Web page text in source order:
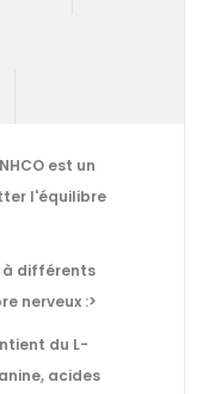
est un
l'équilibre
à différents
nerveux :>
du L-
acides